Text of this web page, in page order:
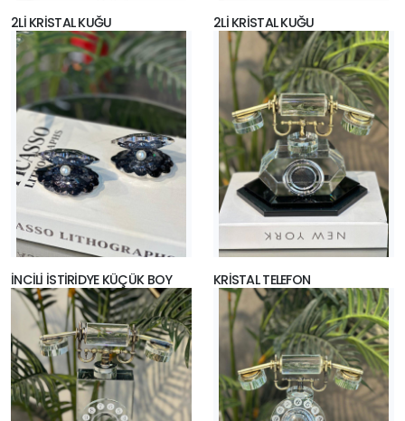
2Lİ KRİSTAL KUĞU 2Lİ KRİSTAL KUĞU
İNCİLİ İSTİRİDYE KÜÇÜK BOY KRİSTAL TELEFON